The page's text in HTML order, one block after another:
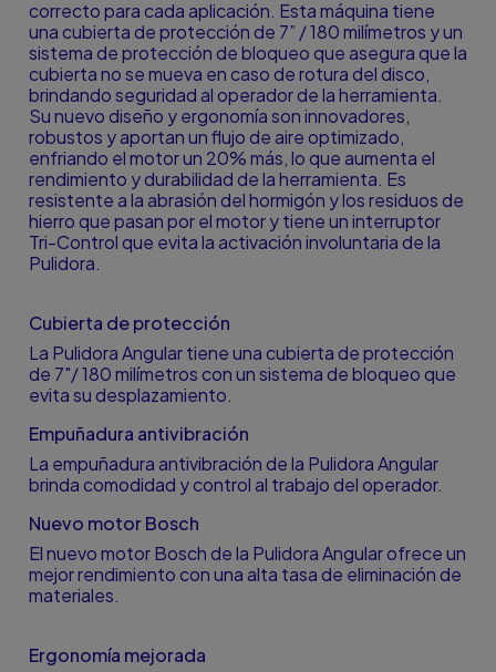
correcto para cada aplicación. Esta máquina tiene
una cubierta de protección de 7” / 180 milímetros y un
sistema de protección de bloqueo que asegura que la
cubierta no se mueva en caso de rotura del disco,
brindando seguridad al operador de la herramienta.
Su nuevo diseño y ergonomía son innovadores,
robustos y aportan un flujo de aire optimizado,
enfriando el motor un 20% más, lo que aumenta el
rendimiento y durabilidad de la herramienta. Es
resistente a la abrasión del hormigón y los residuos de
hierro que pasan por el motor y tiene un interruptor
Tri-Control que evita la activación involuntaria de la
Pulidora.
Cubierta de protección
La Pulidora Angular tiene una cubierta de protección
de 7"/ 180 milímetros con un sistema de bloqueo que
evita su desplazamiento.
Empuñadura antivibración
La empuñadura antivibración de la Pulidora Angular
brinda comodidad y control al trabajo del operador.
Nuevo motor Bosch
El nuevo motor Bosch de la Pulidora Angular ofrece un
mejor rendimiento con una alta tasa de eliminación de
materiales.
Ergonomía mejorada